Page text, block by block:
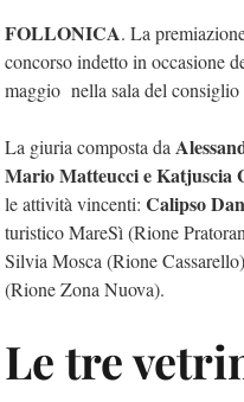
FOLLONICA. La
concorso indetto in occasione
maggio nella sala del consiglio
La giuria composta da
Mario Matteucci e Katjuscia
le attività vincenti: Calipso
turistico MareSì (Rione
Silvia Mosca (Rione
(Rione Zona Nuova).
Le tre